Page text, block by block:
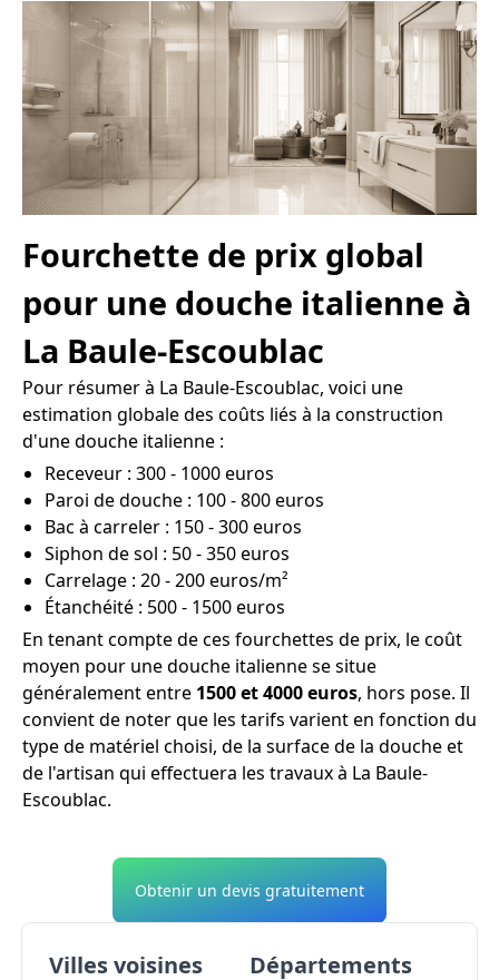
Fourchette de prix global
pour une douche italienne à
La Baule-Escoublac
Pour résumer à La Baule-Escoublac, voici une
estimation globale des coûts liés à la construction
d'une douche italienne :
Receveur : 300 - 1000 euros
Paroi de douche : 100 - 800 euros
Bac à carreler : 150 - 300 euros
Siphon de sol : 50 - 350 euros
Carrelage : 20 - 200 euros/m²
Étanchéité : 500 - 1500 euros
En tenant compte de ces fourchettes de prix, le coût
moyen pour une douche italienne se situe
généralement entre 1500 et 4000 euros, hors pose. Il
convient de noter que les tarifs varient en fonction du
type de matériel choisi, de la surface de la douche et
de l'artisan qui effectuera les travaux à La Baule-
Escoublac.
Obtenir un devis gratuitement
Villes voisines Départements